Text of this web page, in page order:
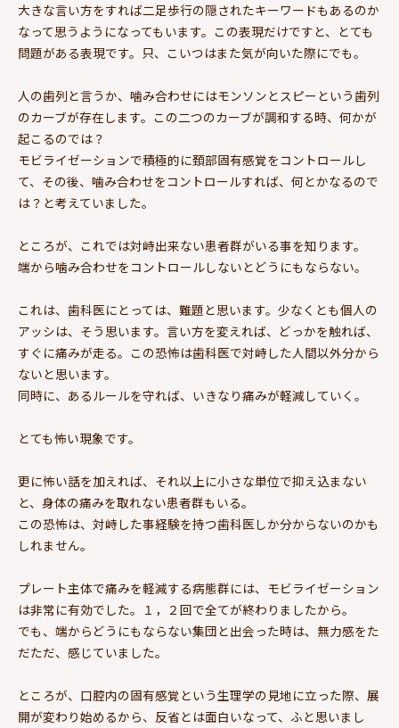
大きな言い方をすれば二足歩行の隠されたキーワードもあるのか
なって思うようになってもいます。この表現だけですと、とても
問題がある表現です。只、こいつはまた気が向いた際にでも。
人の歯列と言うか、噛み合わせにはモンソンとスピーという歯列
のカーブが存在します。この二つのカーブが調和する時、何かが
起こるのでは？
モビライゼーションで積極的に頚部固有感覚をコントロールし
て、その後、噛み合わせをコントロールすれば、何とかなるので
は？と考えていました。
ところが、これでは対峙出来ない患者群がいる事を知ります。
端から噛み合わせをコントロールしないとどうにもならない。
これは、歯科医にとっては、難題と思います。少なくとも個人の
アッシは、そう思います。言い方を変えれば、どっかを触れば、
すぐに痛みが走る。この恐怖は歯科医で対峙した人間以外分から
ないと思います。
同時に、あるルールを守れば、いきなり痛みが軽減していく。
とても怖い現象です。
更に怖い話を加えれば、それ以上に小さな単位で抑え込まない
と、身体の痛みを取れない患者群もいる。
この恐怖は、対峙した事経験を持つ歯科医しか分からないのかも
しれません。
プレート主体で痛みを軽減する病態群には、モビライゼーション
は非常に有効でした。１，２回で全てが終わりましたから。
でも、端からどうにもならない集団と出会った時は、無力感をた
だただ、感じていました。
ところが、口腔内の固有感覚という生理学の見地に立った際、展
開が変わり始めるから、反省とは面白いなって、ふと思いまし